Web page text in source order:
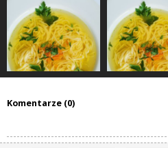
Komentarze (0)